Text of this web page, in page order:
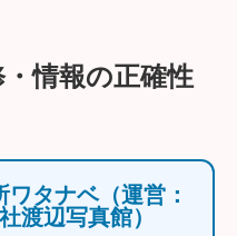
情報の正確性
ワタナベ（運営：
渡辺写真館）